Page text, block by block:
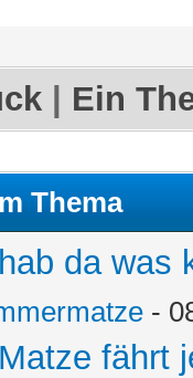
Ein
Thema
da
-
fährt